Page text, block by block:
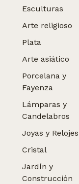
Esculturas
Arte religioso
Plata
Arte asiático
Porcelana y
Fayenza
Lámparas y
Candelabros
Joyas y Relojes
Cristal
Jardín y
Construcción